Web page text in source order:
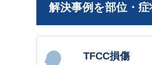
解決事例を部位・
TFCC損傷